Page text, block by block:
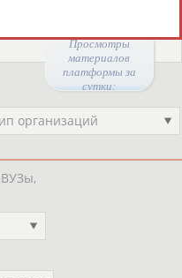
Просмотры
материалов
платформы за
сутки:
организации
организаций